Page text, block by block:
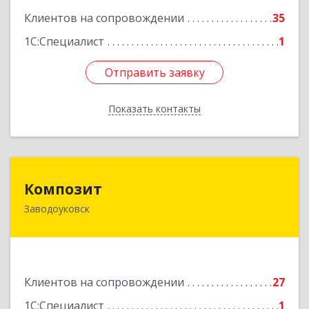
Клиентов на сопровождении
35
1С:Специалист
1
Отправить заявку
Показать контакты
Подробнее
Отправить заявку
Назад
Композит
Заводоуковск
Клиентов на сопровождении
27
1С:Специалист
1
627140, Тюменская обл, Заводоуковский р-н,